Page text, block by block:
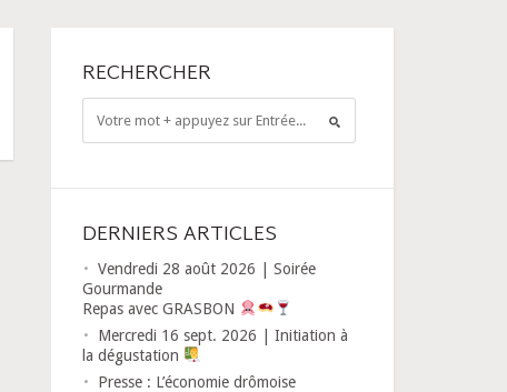
RECHERCHER
DERNIERS ARTICLES
Vendredi 28 août 2026 | Soirée
Gourmande
Repas avec GRASBON
Mercredi 16 sept. 2026 | Initiation à
la dégustation
Presse : L’économie drômoise